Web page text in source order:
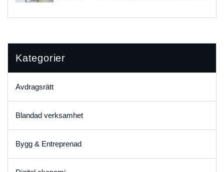
Kategorier
Avdragsrätt
Blandad verksamhet
Bygg & Entreprenad